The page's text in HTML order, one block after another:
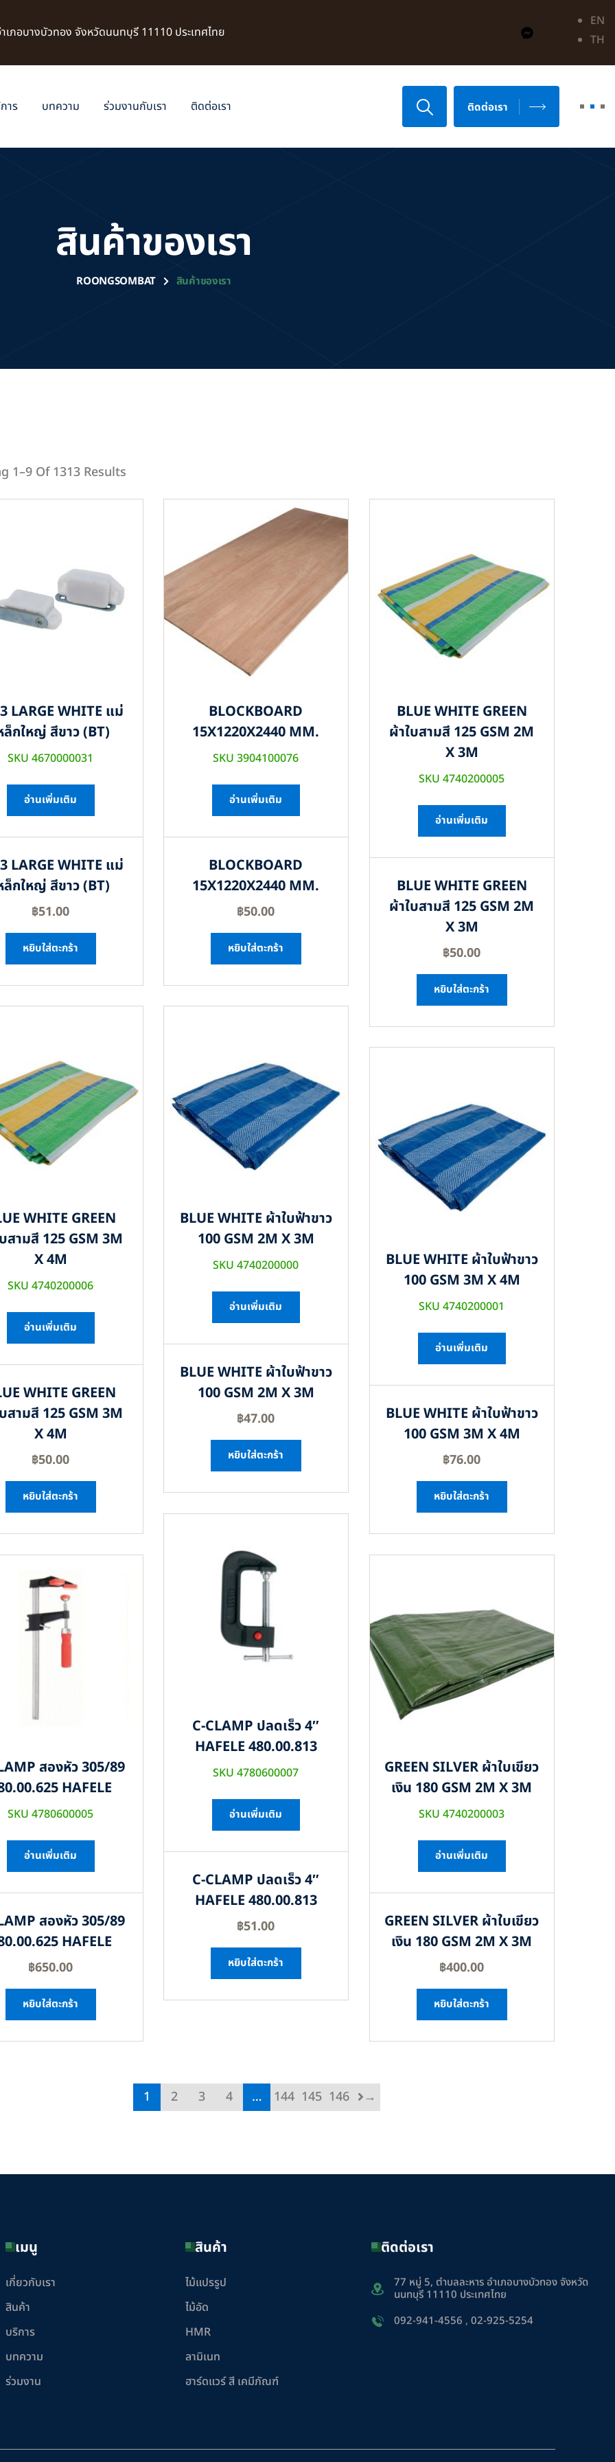
เภอบางบัวทอง จังหวัดนนทบุรี 11110 ประเทศไทย
EN
TH
าร บทความ ร่วมงานกับเรา ติดต่อเรา ติดต่อเรา
สินค้าของเรา
ROONGSOMBAT สินค้าของเรา
1–9 Of 1313 Results
LARGE WHITE แม่
ล็กใหญ่ สีขาว (BT)
SKU 4670000031
อ่านเพิ่มเติม
LARGE WHITE แม่
ล็กใหญ่ สีขาว (BT)
฿51.00
หยิบใส่ตะกร้า
BLOCKBOARD
15X1220X2440 MM.
SKU 3904100076
อ่านเพิ่มเติม
BLOCKBOARD
15X1220X2440 MM.
฿50.00
หยิบใส่ตะกร้า
BLUE WHITE GREEN
ผ้าใบสามสี 125 GSM 2M
X 3M
SKU 4740200005
อ่านเพิ่มเติม
BLUE WHITE GREEN
ผ้าใบสามสี 125 GSM 2M
X 3M
฿50.00
หยิบใส่ตะกร้า
WHITE GREEN
สามสี 125 GSM 3M
X 4M
SKU 4740200006
อ่านเพิ่มเติม
WHITE GREEN
สามสี 125 GSM 3M
X 4M
฿50.00
หยิบใส่ตะกร้า
BLUE WHITE ผ้าใบฟ้าขาว
100 GSM 2M X 3M
SKU 4740200000
อ่านเพิ่มเติม
BLUE WHITE ผ้าใบฟ้าขาว
100 GSM 2M X 3M
฿47.00
หยิบใส่ตะกร้า
BLUE WHITE ผ้าใบฟ้าขาว
100 GSM 3M X 4M
SKU 4740200001
อ่านเพิ่มเติม
BLUE WHITE ผ้าใบฟ้าขาว
100 GSM 3M X 4M
฿76.00
หยิบใส่ตะกร้า
C-CLAMP ปลดเร็ว 4″
HAFELE 480.00.813
SKU 4780600007
อ่านเพิ่มเติม
C-CLAMP ปลดเร็ว 4″
HAFELE 480.00.813
฿51.00
หยิบใส่ตะกร้า
สองหัว 305/89
HAFELE
SKU 4780600005
อ่านเพิ่มเติม
สองหัว 305/89
HAFELE
฿650.00
หยิบใส่ตะกร้า
GREEN SILVER ผ้าใบเขียว
เงิน 180 GSM 2M X 3M
SKU 4740200003
อ่านเพิ่มเติม
GREEN SILVER ผ้าใบเขียว
เงิน 180 GSM 2M X 3M
฿400.00
หยิบใส่ตะกร้า
1 2 3 4 … 144 145 146 →
เมนู
เกี่ยวกับเรา
สินค้า
บริการ
บทความ
ร่วมงาน
สินค้า
ไม้แปรรูป
ไม้อัด
HMR
ลามิเนท
ฮาร์ดแวร์ สี เคมีภัณฑ์
ติดต่อเรา
77 หมู่ 5, ตำบลละหาร อำเภอบางบัวทอง จังหวัด
นนทบุรี 11110 ประเทศไทย
092-941-4556 ,02-925-5254